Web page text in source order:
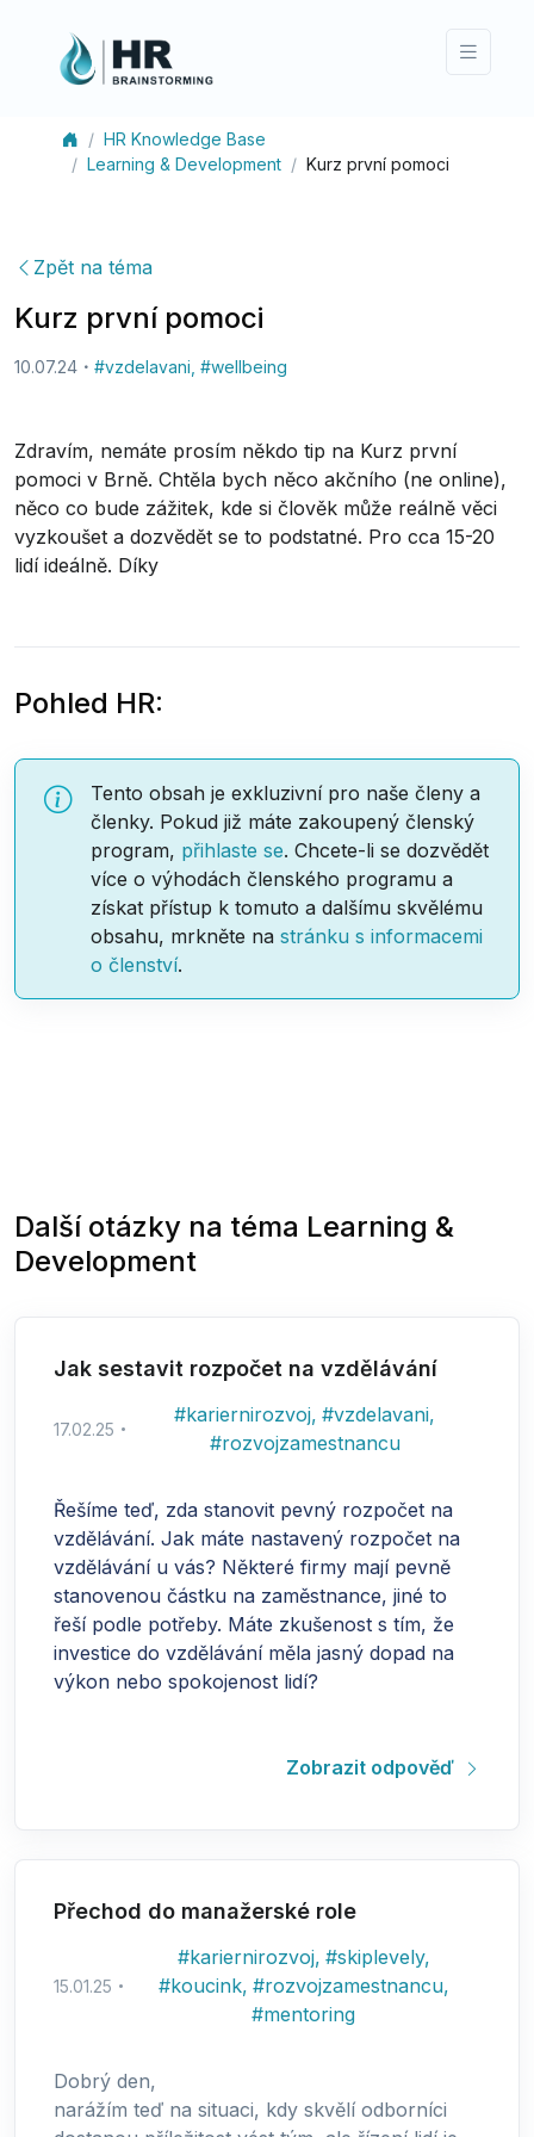
HR Knowledge Base
Learning & Development
Kurz první pomoci
Zpět na téma
Kurz první pomoci
10.07.24 #vzdelavani #wellbeing
Zdravím, nemáte prosím někdo tip na Kurz první
pomoci v Brně. Chtěla bych něco akčního (ne online),
něco co bude zážitek, kde si člověk může reálně věci
vyzkoušet a dozvědět se to podstatné. Pro cca 15-20
lidí ideálně. Díky
Pohled HR:
Tento obsah je exkluzivní pro naše členy a
členky. Pokud již máte zakoupený členský
program, přihlaste se. Chcete-li se dozvědět
více o výhodách členského programu a
získat přístup k tomuto a dalšímu skvělému
obsahu, mrkněte na stránku s informacemi
o členství.
Další otázky na téma Learning &
Development
Jak sestavit rozpočet na vzdělávání
17.02.25
#kariernirozvoj, #vzdelavani,
#rozvojzamestnancu
Řešíme teď, zda stanovit pevný rozpočet na
vzdělávání. Jak máte nastavený rozpočet na
vzdělávání u vás? Některé firmy mají pevně
stanovenou částku na zaměstnance, jiné to
řeší podle potřeby. Máte zkušenost s tím, že
investice do vzdělávání měla jasný dopad na
výkon nebo spokojenost lidí?
Zobrazit odpověď
Přechod do manažerské role
15.01.25
#kariernirozvoj, #skiplevely,
#koucink, #rozvojzamestnancu,
#mentoring
Dobrý den,
narážím teď na situaci, kdy skvělí odborníci